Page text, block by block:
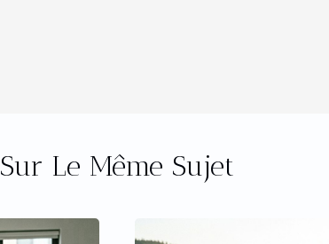
Sur Le Même Sujet